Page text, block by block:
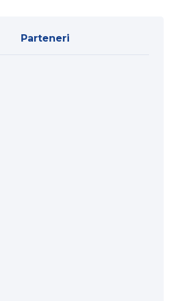
Parteneri